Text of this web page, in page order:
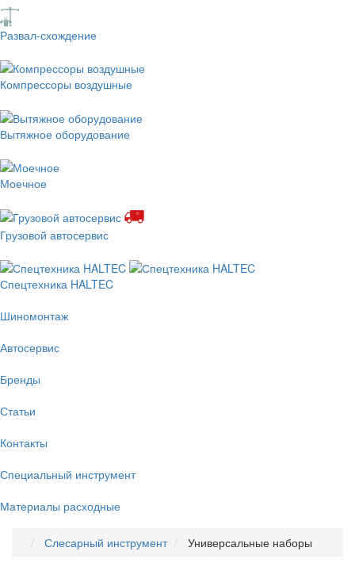
Развал-схождение
Компрессоры воздушные
Вытяжное оборудование
Моечное
Грузовой автосервис
Спецтехника HALTEC
Шиномонтаж
Автосервис
Бренды
Статьи
Контакты
Специальный инструмент
Материалы расходные
Слесарный инструмент Универсальные наборы